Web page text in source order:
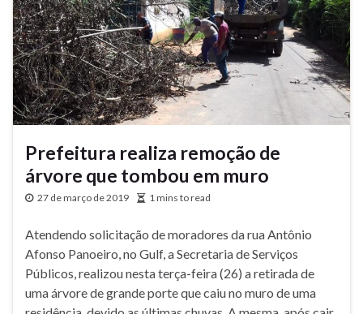
Prefeitura realiza remoção de
árvore que tombou em muro
27 de março de 2019 1 mins to read
Atendendo solicitação de moradores da rua Antônio
Afonso Panoeiro, no Gulf, a Secretaria de Serviços
Públicos, realizou nesta terça-feira (26) a retirada de
uma árvore de grande porte que caiu no muro de uma